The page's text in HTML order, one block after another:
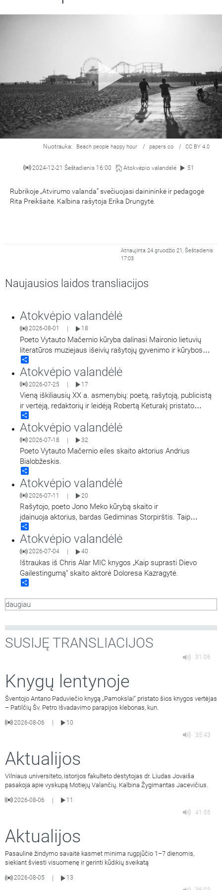
Nuotrauka: Beach people happy hour / papers.co / CC BY 4.0
2024-12-21 Šeštadienis 16:00 Atokvėpio valandėlė 51
Rubrikoje „Atvirumo valanda“ svečiuojasi dainininkė ir pedagogė
Rita Preikšaitė. Kalbina rašytoja Erika Drungytė.
Atnaujinta 24 gruodžio 21, Šeštadienis
17:03
Naujausios laidos transliacijos
Atokvėpio valandėlė
2026-08-01 18
Poeto Vytauto Mačernio kūryba dalinasi Maironio lietuvių
literatūros muziejaus išeivių rašytojų gyvenimo ir kūrybos
tyrinėtoja Virginija Paplauskienė.
Atokvėpio valandėlė
2026-07-25 17
Vieną iškiliausių XX a. asmenybių: poetą, rašytoją, publicistą
ir vertėją, redaktorių ir leidėją Robertą Keturakį pristato
Maironio lietuvių literatūros muziejaus muziejininkė Virginija
Paplauskienė.
Atokvėpio valandėlė
2026-07-18 | 32
Poeto Vytauto Mačernio eiles skaito aktorius Andrius
Bialobžeskis.
Atokvėpio valandėlė
2026-07-11 | 20
Rašytojo, poeto Jono Meko kūrybą skaito ir
įdainuoja aktorius, bardas Gediminas Storpirštis. Taip
pat girdime kūrinius pagal Jono Meko žodžius iš Gedimino
Storpirščio dainų rinkinio „Šaknys“.
Atokvėpio valandėlė
2026-07-04 40
Ištraukas iš Chris Alar MIC knygos „Kaip suprasti Dievo
Gailestingumą“ skaito aktorė Doloresa Kazragytė.
daugiau
SUSIJĘ TRANSLIACIJOS
31:06
Knygų lentynoje
Šventojo Antano Paduviečio knygą „Pamokslai“ pristato šios knygos vertėjas
– Patilčių Šv. Petro Išvadavimo parapijos klebonas, kun.
2026-08-06
10
35:43
Aktualijos
Vilniaus universiteto, istorijos fakulteto dėstytojas dr. Liudas Jovaiša
pasakoja apie vyskupą Motiejų Valančių. Kalbina Žygimantas Jacevičius.
2026-08-06 |
11
41:55
Aktualijos
Pasaulinė žindymo savaitė kasmet minima rugpjūčio 1–7 dienomis,
siekiant šviesti visuomenę ir gerinti kūdikių sveikatą
2026-08-05
13